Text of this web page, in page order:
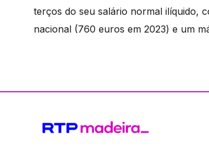
terços do seu salário normal ilíquido,
nacional (760 euros em 2023) e um